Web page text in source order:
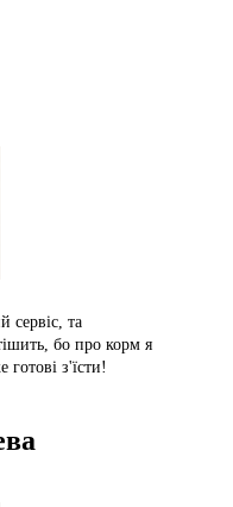
сервіс, та
бо про корм я
готові з'їсти!